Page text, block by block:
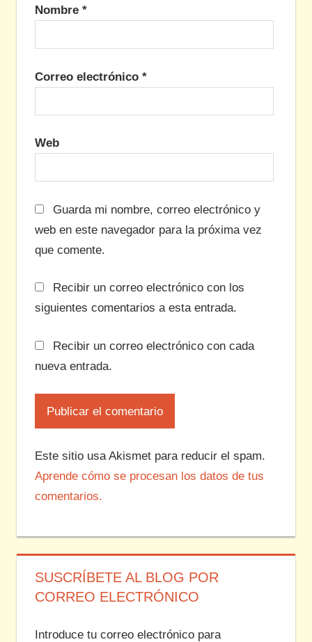
Nombre *
Correo electrónico *
Web
Guarda mi nombre, correo electrónico y
web en este navegador para la próxima vez
que comente.
Recibir un correo electrónico con los
siguientes comentarios a esta entrada.
Recibir un correo electrónico con cada
nueva entrada.
Este sitio usa Akismet para reducir el spam.
Aprende cómo se procesan los datos de tus
comentarios.
SUSCRÍBETE AL BLOG POR
CORREO ELECTRÓNICO
Introduce tu correo electrónico para